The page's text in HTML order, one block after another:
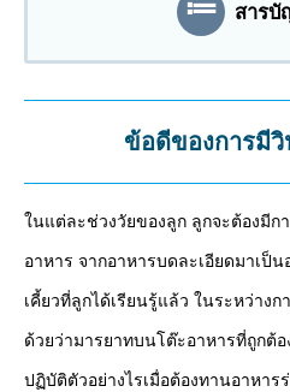
สารบั
ข้อดีของการมี
ในแต่ละช่วงวัยของลูก ลูกจะต้องมีก
อาหาร จากอาหารบดละเอียดมาเป็
เคี้ยวที่ลูกได้เรียนรู้แล้ว ในระหว่าง
ด้วยว่ามารยาทบนโต๊ะอาหารที่ถูกต้
ปฏิบัติตัวอย่างไรเมื่อต้องทานอาหา